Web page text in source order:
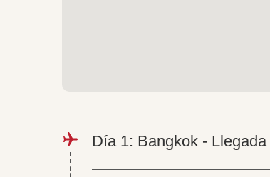
Día 1: Bangkok - Llegada